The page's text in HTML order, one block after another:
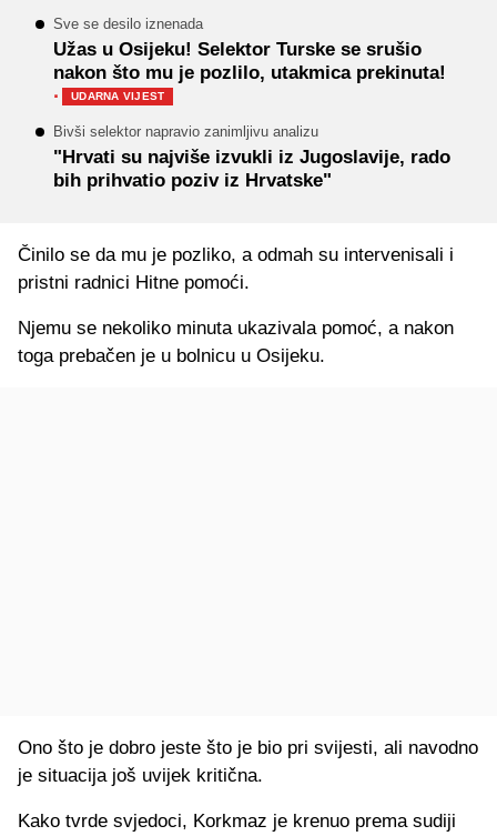
Sve se desilo iznenada
Užas u Osijeku! Selektor Turske se srušio
nakon što mu je pozlilo, utakmica prekinuta!
· UDARNA VIJEST
Bivši selektor napravio zanimljivu analizu
"Hrvati su najviše izvukli iz Jugoslavije, rado
bih prihvatio poziv iz Hrvatske"
Činilo se da mu je pozliko, a odmah su intervenisali i
pristni radnici Hitne pomoći.
Njemu se nekoliko minuta ukazivala pomoć, a nakon
toga prebačen je u bolnicu u Osijeku.
Ono što je dobro jeste što je bio pri svijesti, ali navodno
je situacija još uvijek kritična.
Kako tvrde svjedoci, Korkmaz je krenuo prema sudiji